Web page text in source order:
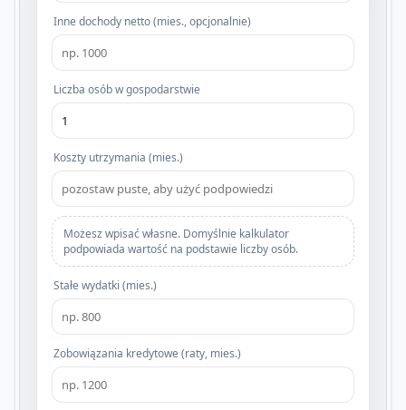
Inne dochody netto (mies., opcjonalnie)
Liczba osób w gospodarstwie
Koszty utrzymania (mies.)
Możesz wpisać własne. Domyślnie kalkulator
podpowiada wartość na podstawie liczby osób.
Stałe wydatki (mies.)
Zobowiązania kredytowe (raty, mies.)